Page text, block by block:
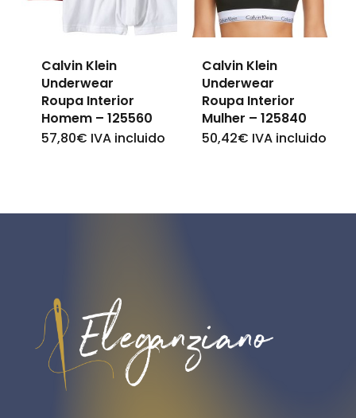
may
chosen
on
the
product
may
be
chosen
on
the
product
Calvin Klein
Underwear
Roupa Interior
Homem – 125560
57,80€ IVA incluido
This
multiple
may
be
chosen
Calvin Klein
Underwear
Roupa Interior
Mulher – 125840
50,42€ IVA incluido
This
multiple